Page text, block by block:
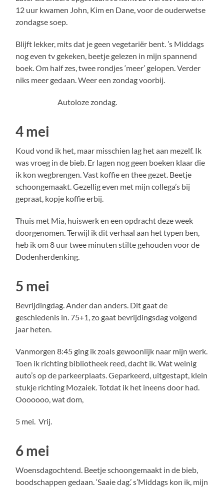
12 uur kwamen John, Kim en Dane, voor de ouderwetse
zondagse soep.
Blijft lekker, mits dat je geen vegetariër bent. ’s Middags
nog even tv gekeken, beetje gelezen in mijn spannend
boek. Om half zes, twee rondjes ‘meer’ gelopen. Verder
niks meer gedaan. Weer een zondag voorbij.
Autoloze zondag.
4 mei
Koud vond ik het, maar misschien lag het aan mezelf. Ik
was vroeg in de bieb. Er lagen nog geen boeken klaar die
ik kon wegbrengen. Vast koffie en thee gezet. Beetje
schoongemaakt. Gezellig even met mijn collega’s bij
gepraat, kopje koffie erbij.
Thuis met Mia, huiswerk en een opdracht deze week
doorgenomen. Terwijl ik dit verhaal aan het typen ben,
heb ik om 8 uur twee minuten stilte gehouden voor de
Dodenherdenking.
5 mei
Bevrijdingdag. Ander dan anders. Dit gaat de
geschiedenis in. 75+1, zo gaat bevrijdingsdag volgend
jaar heten.
Vanmorgen 8:45 ging ik zoals gewoonlijk naar mijn werk.
Toen ik richting bibliotheek reed, dacht ik. Wat weinig
auto’s op de parkeerplaats. Geparkeerd, uitgestapt, klein
stukje richting Mozaiek. Totdat ik het ineens door had.
Ooooooo, wat dom,
5 mei. Vrij.
6 mei
Woensdagochtend. Beetje schoongemaakt in de bieb,
boodschappen gedaan. ‘Saaie dag.’ s’Middags kon ik, mijn